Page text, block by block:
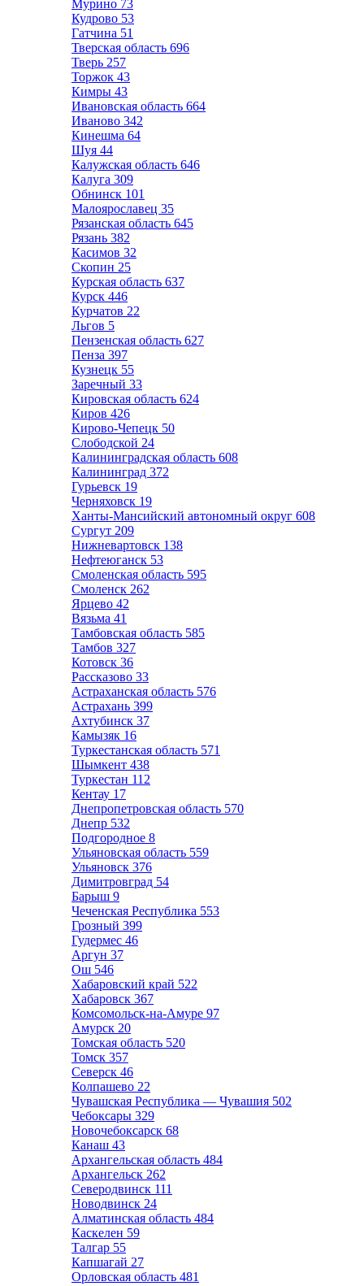
Мурино 73
Кудрово 53
Гатчина 51
Тверская область 696
Тверь 257
Торжок 43
Кимры 43
Ивановская область 664
Иваново 342
Кинешма 64
Шуя 44
Калужская область 646
Калуга 309
Обнинск 101
Малоярославец 35
Рязанская область 645
Рязань 382
Касимов 32
Скопин 25
Курская область 637
Курск 446
Курчатов 22
Льгов 5
Пензенская область 627
Пенза 397
Кузнецк 55
Заречный 33
Кировская область 624
Киров 426
Кирово-Чепецк 50
Слободской 24
Калининградская область 608
Калининград 372
Гурьевск 19
Черняховск 19
Ханты-Мансийский автономный округ 608
Сургут 209
Нижневартовск 138
Нефтеюганск 53
Смоленская область 595
Смоленск 262
Ярцево 42
Вязьма 41
Тамбовская область 585
Тамбов 327
Котовск 36
Рассказово 33
Астраханская область 576
Астрахань 399
Ахтубинск 37
Камызяк 16
Туркестанская область 571
Шымкент 438
Туркестан 112
Кентау 17
Днепропетровская область 570
Днепр 532
Подгородное 8
Ульяновская область 559
Ульяновск 376
Димитровград 54
Барыш 9
Чеченская Республика 553
Грозный 399
Гудермес 46
Аргун 37
Ош 546
Хабаровский край 522
Хабаровск 367
Комсомольск-на-Амуре 97
Амурск 20
Томская область 520
Томск 357
Северск 46
Колпашево 22
Чувашская Республика — Чувашия 502
Чебоксары 329
Новочебоксарск 68
Канаш 43
Архангельская область 484
Архангельск 262
Северодвинск 111
Новодвинск 24
Алматинская область 484
Каскелен 59
Талгар 55
Капшагай 27
Орловская область 481